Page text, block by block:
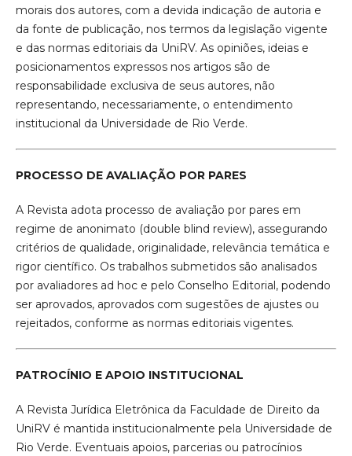
morais dos autores, com a devida indicação de autoria e
da fonte de publicação, nos termos da legislação vigente
e das normas editoriais da UniRV. As opiniões, ideias e
posicionamentos expressos nos artigos são de
responsabilidade exclusiva de seus autores, não
representando, necessariamente, o entendimento
institucional da Universidade de Rio Verde.
PROCESSO DE AVALIAÇÃO POR PARES
A Revista adota processo de avaliação por pares em
regime de anonimato (double blind review), assegurando
critérios de qualidade, originalidade, relevância temática e
rigor científico. Os trabalhos submetidos são analisados
por avaliadores ad hoc e pelo Conselho Editorial, podendo
ser aprovados, aprovados com sugestões de ajustes ou
rejeitados, conforme as normas editoriais vigentes.
PATROCÍNIO E APOIO INSTITUCIONAL
A Revista Jurídica Eletrônica da Faculdade de Direito da
UniRV é mantida institucionalmente pela Universidade de
Rio Verde. Eventuais apoios, parcerias ou patrocínios